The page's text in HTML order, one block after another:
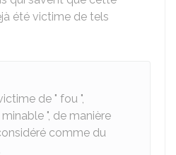
été victime de tels
de " fou ",
", de manière
comme du